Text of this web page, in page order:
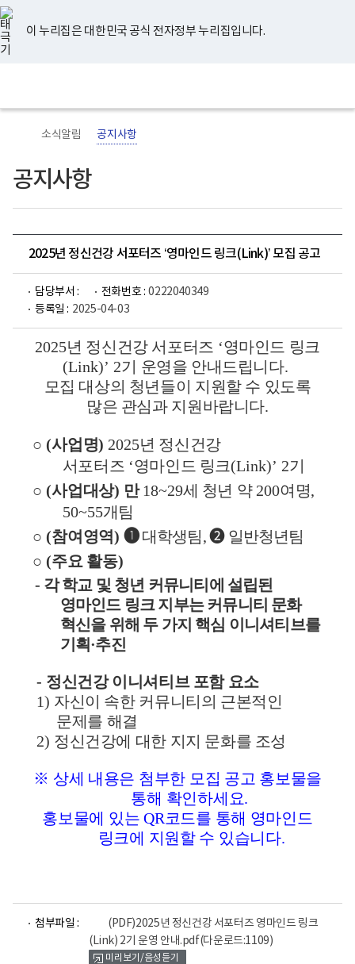
너
비
767px
이
하
이 누리집은 대한민국 공식 전자정부 누리집입니다.
지
검
메
홈
소식알림 공지사항
공지사항
2025년 정신건강 서포터즈 ‘영마인드 링크(Link)’ 모집 공고
담당부서 : 전화번호 : 0222040349
등록일 : 2025-04-03
2025년 정신건강 서포터즈 ‘영마인드 링크
(Link)’ 2기 운영을 안내드립니다.
모집 대상의 청년들이 지원할 수 있도록
많은 관심과 지원바랍니다.
○ (사업명) 2025년 정신건강
서포터즈 ‘영마인드 링크(Link)’ 2기
○ (사업대상) 만18~29세 청년 약 200여명,
50~55개팀
○ (참여영역) ➊ 대학생팀, ➋ 일반청년팀
○ (주요 활동)
- 각 학교 및 청년 커뮤니티에 설립된
영마인드 링크 지부는 커뮤니티 문화
혁신을 위해 두 가지 핵심 이니셔티브를
기획·추진
- 정신건강 이니셔티브 포함 요소
1) 자신이 속한 커뮤니티의 근본적인
문제를 해결
2) 정신건강에 대한 지지 문화를 조성
※ 상세 내용은 첨부한 모집 공고 홍보물을
통해 확인하세요.
홍보물에 있는QR코드를 통해 영마인드
링크에 지원할 수 있습니다.
첨부파일 :
(PDF)2025년 정신건강 서포터즈 영마인드 링크
(Link) 2기 운영 안내.pdf(다운로드:1109)
미리보기/음성듣기
유
튜
브
페
이
스
북
인
스
타
그
램
블
로
그